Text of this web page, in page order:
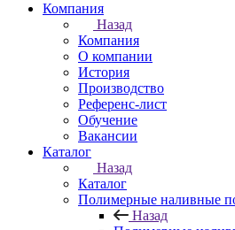
Компания
Назад
Компания
О компании
История
Производство
Референс-лист
Обучение
Вакансии
Каталог
Назад
Каталог
Полимерные наливные
Назад